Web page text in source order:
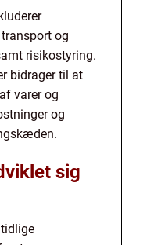
og
risikostyring.
bidrager til at
varer og
og
sig